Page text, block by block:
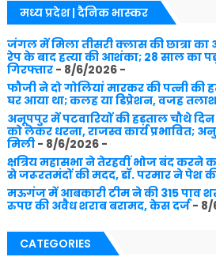
मध्य प्रदेश | दैनिक भास्कर
जंगल में मिला तीसरी क्लास की छात्रा
रेप के बाद हत्या की आशंका; 28 साल का
गिरफ्तार- 8/6/2026-
फौजी ने दो गोलियां मारकर की पत्नी की
घर आया था; कलह या डिप्रेशन, वजह
अनूपपुर में पटवारियों की हड़ताल चौथे दिन
को लेकर धरना, राजस्व कार्य प्रभावित;
मिली- 8/6/2026-
क्षत्रिय महासभा ने तेरहवीं भोज बंद करने
से जरूरतमंदों की मदद, डॉ. परमार ने पेश
मऊगंज में आबकारी टीम ने की 315 पाव
रुपए की अवैध शराब बरामद, केस दर्ज- 8/
CATEGORIES